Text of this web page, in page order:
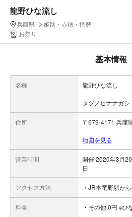
龍野ひな流し
兵庫県
姫路・赤穂・播磨
お祭り
基本情報
名称 龍野ひな流し
タツノヒナナガシ
住所 〒679-4171 兵庫
地図を見る
営業時間
開催 2020年3月
日
アクセス方法 ・JR本竜野駅か
料金 ・その他 0円 ※ひ